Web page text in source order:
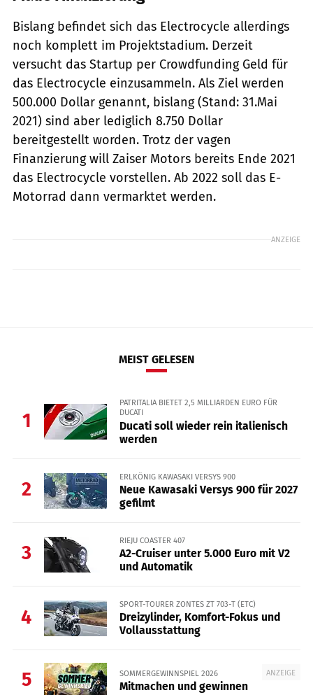
Bislang befindet sich das Electrocycle allerdings
noch komplett im Projektstadium. Derzeit
versucht das Startup per Crowdfunding Geld für
das Electrocycle einzusammeln. Als Ziel werden
500.000 Dollar genannt, bislang (Stand: 31.Mai
2021) sind aber lediglich 8.750 Dollar
bereitgestellt worden. Trotz der vagen
Finanzierung will Zaiser Motors bereits Ende 2021
das Electrocycle vorstellen. Ab 2022 soll das E-
Motorrad dann vermarktet werden.
ANZEIGE
MEIST GELESEN
1
PATRITALIA BIETET 2,5 MILLIARDEN EURO FÜR
DUCATI
Ducati soll wieder rein italienisch
werden
2
ERLKÖNIG KAWASAKI VERSYS 900
Neue Kawasaki Versys 900 für 2027
gefilmt
3
RIEJU COASTER 407
A2-Cruiser unter 5.000 Euro mit V2
und Automatik
4
SPORT-TOURER ZONTES ZT 703-T (ETC)
Dreizylinder, Komfort-Fokus und
Vollausstattung
5 ANZEIGE
SOMMERGEWINNSPIEL 2026
Mitmachen und gewinnen